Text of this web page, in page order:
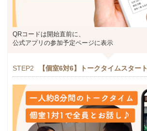
QRコードは開始直前に、
公式アプリの参加予定ページに表示
STEP2 【個室6対6】トークタイムスタート